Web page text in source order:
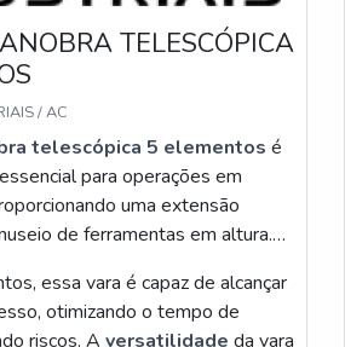
visual do tubo, verificando
triangular e ausência de ranhuras
de cada saída. Registro tempo,
em formulário digital; se
for detectada, o produto deve ser
para manutenção. Em ambiente
de cada seção e
de junções com composto
campo eu estabeleço
TELESCÓPICA
/ AC
telescópica 5 elementos é
para operações em
uma extensão
de ferramentas em altura.
eficiência e segurança
essa vara é capaz de alcançar
otimizando o tempo de
riscos. A versatilidade da vara